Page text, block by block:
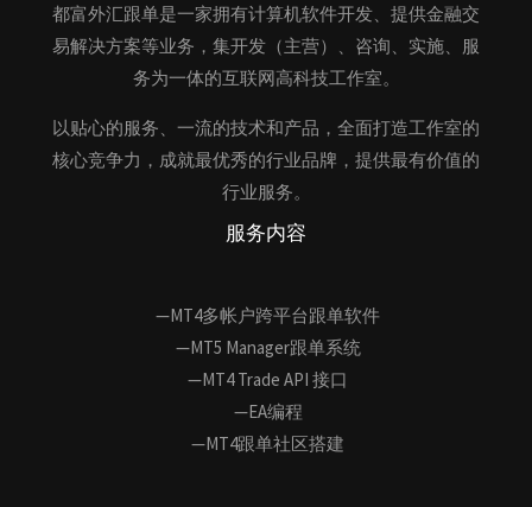
都富外汇跟单是一家拥有计算机软件开发、提供金融交
易解决方案等业务，集开发（主营）、咨询、实施、服
务为一体的互联网高科技工作室。
以贴心的服务、一流的技术和产品，全面打造工作室的
核心竞争力，成就最优秀的行业品牌，提供最有价值的
行业服务。
服务内容
—MT4多帐户跨平台跟单软件
—MT5 Manager跟单系统
—MT4 Trade API 接口
—EA编程
—MT4跟单社区搭建